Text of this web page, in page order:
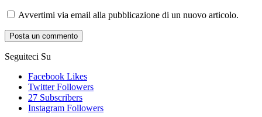
Avvertimi via email alla pubblicazione di un nuovo articolo.
Seguiteci Su
Facebook Likes
Twitter Followers
27 Subscribers
Instagram Followers